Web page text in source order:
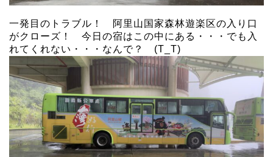
一発目のトラブル！ 阿里山国家森林遊楽区の入り口
がクローズ！ 今日の宿はこの中にある・・・でも入
れてくれない・・・なんで？ (T_T)